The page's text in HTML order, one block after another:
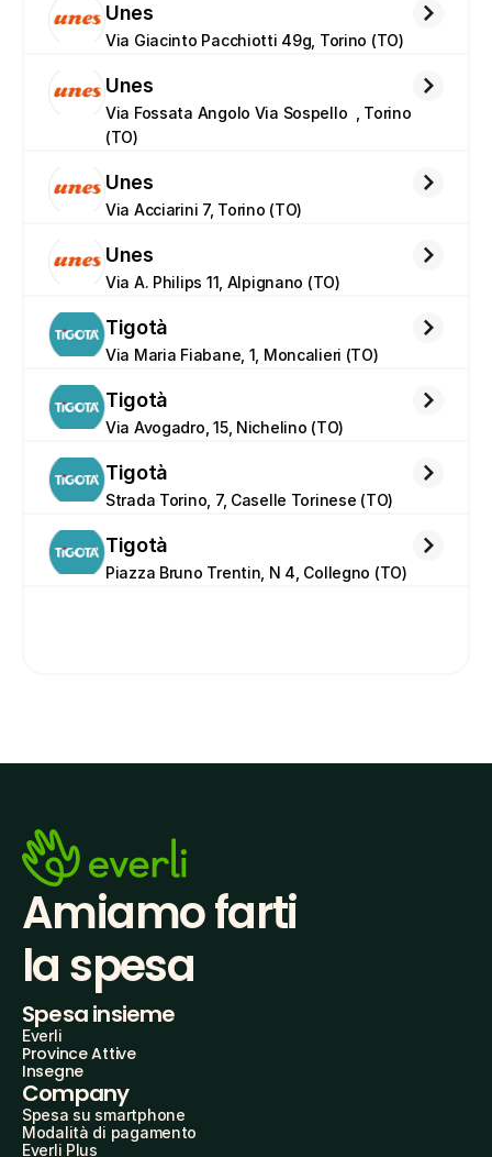
Unes
Via Giacinto Pacchiotti 49g, Torino (TO)
Unes
Via Fossata Angolo Via Sospello  , Torino
(TO)
Unes
Via Acciarini 7, Torino (TO)
Unes
Via A. Philips 11, Alpignano (TO)
Tigotà
Via Maria Fiabane, 1, Moncalieri (TO)
Tigotà
Via Avogadro, 15, Nichelino (TO)
Tigotà
Strada Torino, 7, Caselle Torinese (TO)
Tigotà
Piazza Bruno Trentin, N 4, Collegno (TO)
Amiamo farti
la spesa
Spesa insieme
Everli
Province Attive
Insegne
Company
Spesa su smartphone
Modalità di pagamento
Everli Plus